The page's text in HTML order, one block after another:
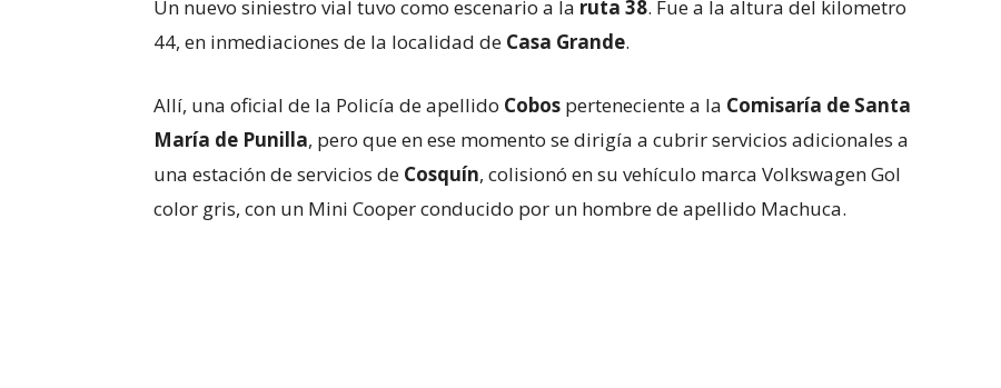
Un nuevo siniestro vial tuvo como escenario a la ruta 38. Fue a la altura del kilometro
44, en inmediaciones de la localidad de Casa Grande.
Allí, una oficial de la Policía de apellido Cobos perteneciente a la Comisaría de Santa
María de Punilla, pero que en ese momento se dirigía a cubrir servicios adicionales a
una estación de servicios de Cosquín, colisionó en su vehículo marca Volkswagen Gol
color gris, con un Mini Cooper conducido por un hombre de apellido Machuca.